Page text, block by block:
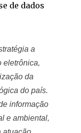
de dados
a
eletrônica,
da
do país.
informação
e ambiental,